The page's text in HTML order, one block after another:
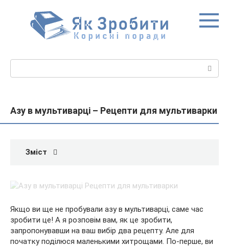
Азу в мультиварці – Рецепти для мультиварки
Зміст
Якщо ви ще не пробували азу в мультиварці, саме час
зробити це! А я розповім вам, як це зробити,
запропонувавши на ваш вибір два рецепту. Але для
початку поділюся маленькими хитрощами. По-перше, ви